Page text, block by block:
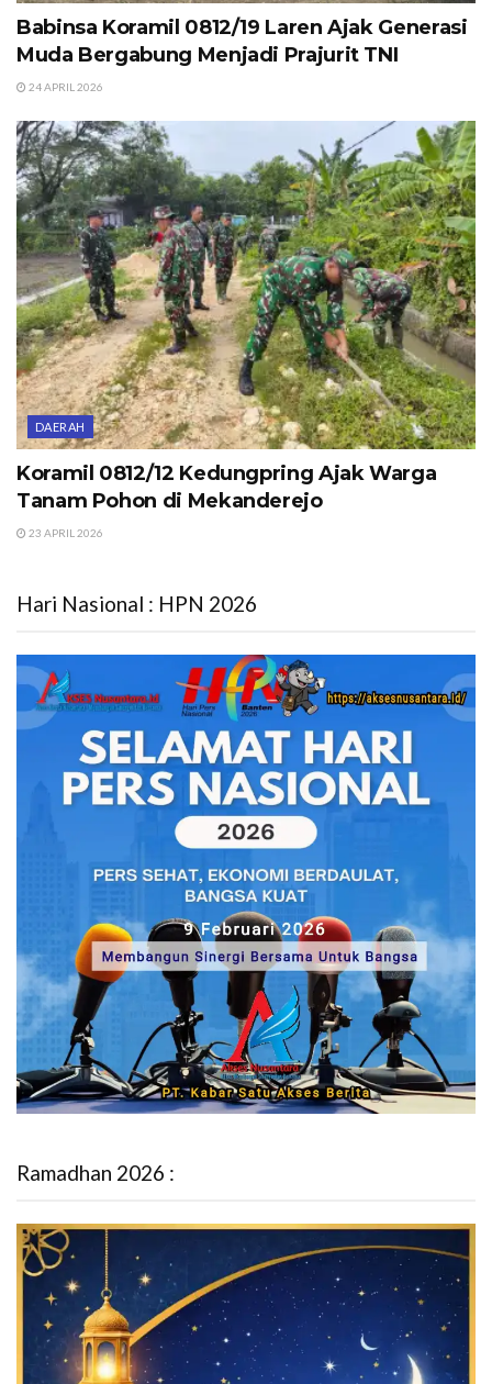
Babinsa Koramil 0812/19 Laren Ajak Generasi
Muda Bergabung Menjadi Prajurit TNI
24 APRIL 2026
DAERAH
Koramil 0812/12 Kedungpring Ajak Warga
Tanam Pohon di Mekanderejo
23 APRIL 2026
Hari Nasional : HPN 2026
Ramadhan 2026 :